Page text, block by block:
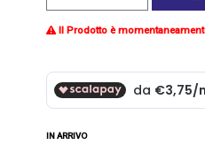
Il Prodotto è
IN ARRIVO